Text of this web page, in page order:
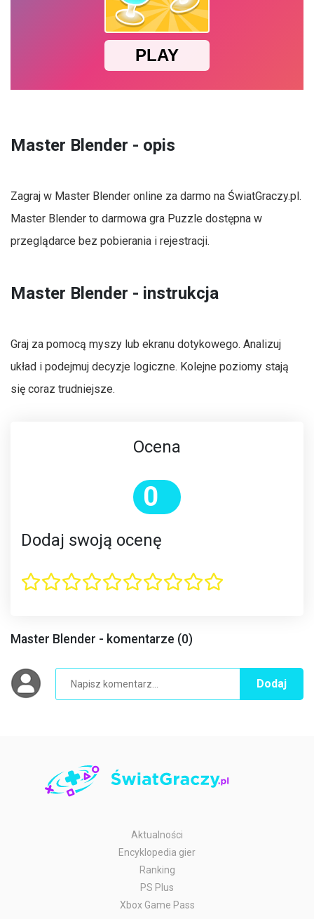
Master Blender - opis
Zagraj w Master Blender online za darmo na ŚwiatGraczy.pl.
Master Blender to darmowa gra Puzzle dostępna w
przeglądarce bez pobierania i rejestracji.
Master Blender - instrukcja
Graj za pomocą myszy lub ekranu dotykowego. Analizuj
układ i podejmuj decyzje logiczne. Kolejne poziomy stają
się coraz trudniejsze.
Ocena
0
Dodaj swoją ocenę
Master Blender - komentarze (0)
Dodaj
Aktualności
Encyklopedia gier
Ranking
PS Plus
Xbox Game Pass